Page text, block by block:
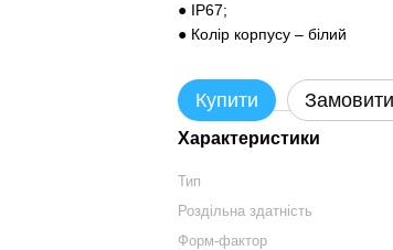
● IP67;
● Колір корпусу – білий
Купити
Характеристики
Тип
Роздільна здатність
Форм-фактор